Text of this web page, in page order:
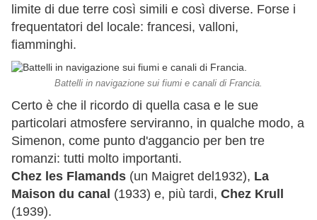
limite di due terre così simili e così diverse. Forse i
frequentatori del locale: francesi, valloni,
fiamminghi.
Battelli in navigazione sui fiumi e canali di Francia.
Certo è che il ricordo di quella casa e le sue
particolari atmosfere serviranno, in qualche modo, a
Simenon, come punto d'aggancio per ben tre
romanzi: tutti molto importanti.
Chez les Flamands (un Maigret del1932), La
Maison du canal (1933) e, più tardi, Chez Krull
(1939).